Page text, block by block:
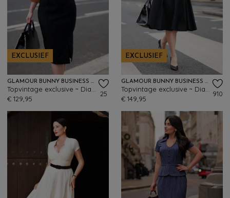
EXCLUSIEF
GLAMOUR BUNNY BUSINESS BABE
€ 129,95
25
EXCLUSIEF
GLAMOUR BUNNY BUSINESS BABE
€ 149,95
910